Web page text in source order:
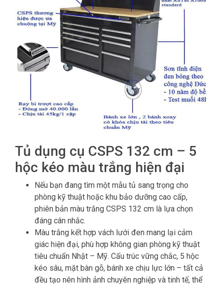
Tủ dụng cụ CSPS 132 cm – 5
hộc kéo màu trắng hiện đại
Nếu bạn đang tìm một mẫu tủ sang trọng cho
phòng kỹ thuật hoặc khu bảo dưỡng cao cấp,
phiên bản màu trắng CSPS 132 cm là lựa chọn
đáng cân nhắc.
Màu trắng kết hợp vách lưới đen mang lại cảm
giác hiện đại, phù hợp không gian phòng kỹ thuật
tiêu chuẩn Nhật – Mỹ. Cấu trúc vững chắc, 5 hộc
kéo sâu, mặt bàn gỗ, bánh xe chịu lực lớn – tất cả
đều tạo nên hình ảnh chuyên nghiệp và tinh tế, thể